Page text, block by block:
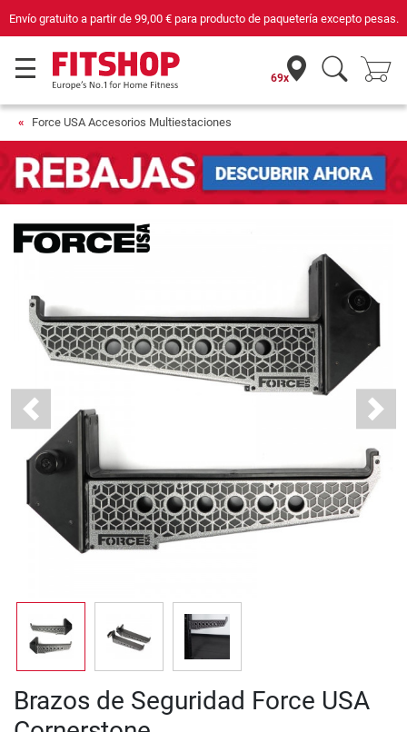
Envío gratuito a partir de 99,00 €para producto de paquetería excepto pesas.
69x
Force USA Accesorios Multiestaciones
Previous Next
Brazos de Seguridad Force USA